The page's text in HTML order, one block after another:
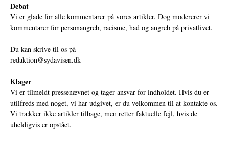
Debat
Vi er glade for alle kommentarer på vores artikler. Dog modererer vi
kommentarer for personangreb, racisme, had og angreb på privatlivet.
Du kan skrive til os på
redaktion@sydavisen.dk
Klager
Vi er tilmeldt pressenævnet og tager ansvar for indholdet. Hvis du er
utilfreds med noget, vi har udgivet, er du velkommen til at kontakte os.
Vi trækker ikke artikler tilbage, men retter faktuelle fejl, hvis de
uheldigvis er opstået.